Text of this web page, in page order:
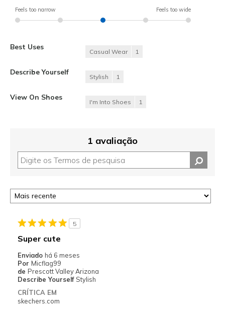
Feels too narrow Feels too wide
Best Uses
Casual Wear 1
Describe Yourself
Stylish 1
View On Shoes
I'm Into Shoes 1
1 avaliação
5
Super cute
Enviado há 6 meses
Por Micflag99
de Prescott Valley Arizona
Describe Yourself Stylish
CRÍTICA EM
skechers.com